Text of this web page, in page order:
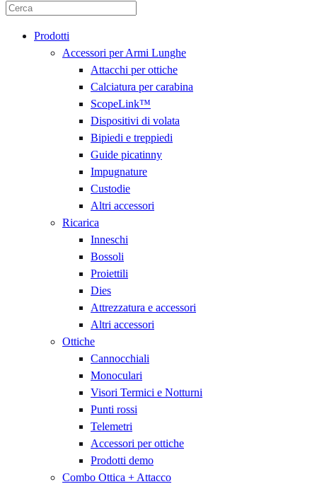
Prodotti
Accessori per Armi Lunghe
Attacchi per ottiche
Calciatura per carabina
ScopeLink™
Dispositivi di volata
Bipiedi e treppiedi
Guide picatinny
Impugnature
Custodie
Altri accessori
Ricarica
Inneschi
Bossoli
Proiettili
Dies
Attrezzatura e accessori
Altri accessori
Ottiche
Cannocchiali
Monoculari
Visori Termici e Notturni
Punti rossi
Telemetri
Accessori per ottiche
Prodotti demo
Combo Ottica + Attacco